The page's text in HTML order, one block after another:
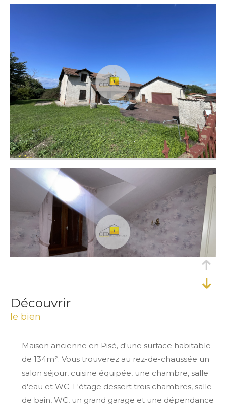
découvrir
le bien
Maison ancienne en Pisé, d'une surface habitable
de 134m². Vous trouverez au rez-de-chaussée un
salon séjour, cuisine équipée, une chambre, salle
d'eau et WC. L'étage dessert trois chambres, salle
de bain, WC, un grand garage et une dépendance